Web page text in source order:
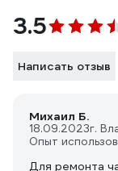
3.5
Написать отзыв
Михаил Б.
18.09.2023г.
Опыт
Для ремонта